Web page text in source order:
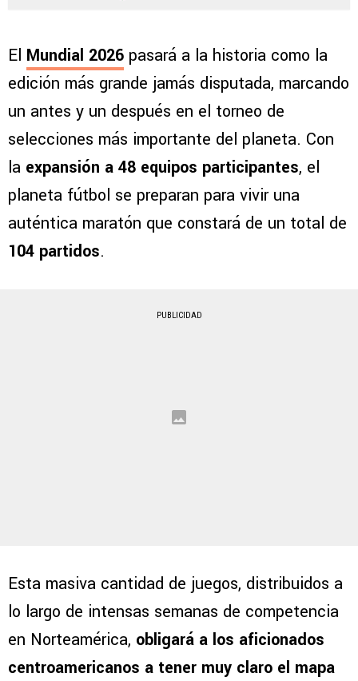
El Mundial 2026 pasará a la historia como la
edición más grande jamás disputada, marcando
un antes y un después en el torneo de
selecciones más importante del planeta. Con
la expansión a 48 equipos participantes, el
planeta fútbol se preparan para vivir una
auténtica maratón que constará de un total de
104 partidos.
PUBLICIDAD
Esta masiva cantidad de juegos, distribuidos a
lo largo de intensas semanas de competencia
en Norteamérica, obligará a los aficionados
centroamericanos a tener muy claro el mapa